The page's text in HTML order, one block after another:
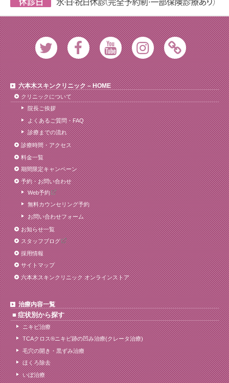
Twitter FacebookYoutube InstagramAmeblo
六本木スキンクリニック – HOME
クリニックについて
院長ご挨拶
よくあるご質問・FAQ
診療までの流れ
診療時間・アクセス
料金一覧
期間限定キャンペーン
予約・お問い合わせ
Web予約
無料カウンセリング予約
お問い合わせフォーム
お知らせ一覧
スタッフブログ
採用情報
サイトマップ
六本木スキンクリニック オンラインストア
治療内容一覧
症状別から探す
ニキビ治療
TCAクロス®ニキビ跡の凹み治療(クレータ治療)
毛穴の開き・黒ずみ治療
ほくろ除去
いぼ治療